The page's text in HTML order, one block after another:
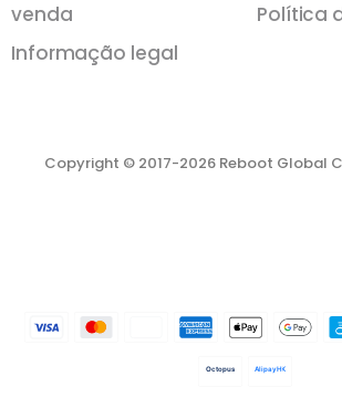
venda
Informação legal
Política
Copyright © 2017-2026 Reboot Global
Octopus AlipayHK